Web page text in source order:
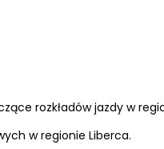
rozkładów jazdy w
w regionie Liberca.